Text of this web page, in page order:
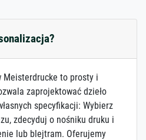
Meisterdrucke to prosty i
zaprojektować dzieło
specyfikacji: Wybierz
zdecyduj o nośniku druku i
lub blejtram. Oferujemy